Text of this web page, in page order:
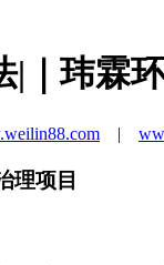
|｜玮霖
|
理项目